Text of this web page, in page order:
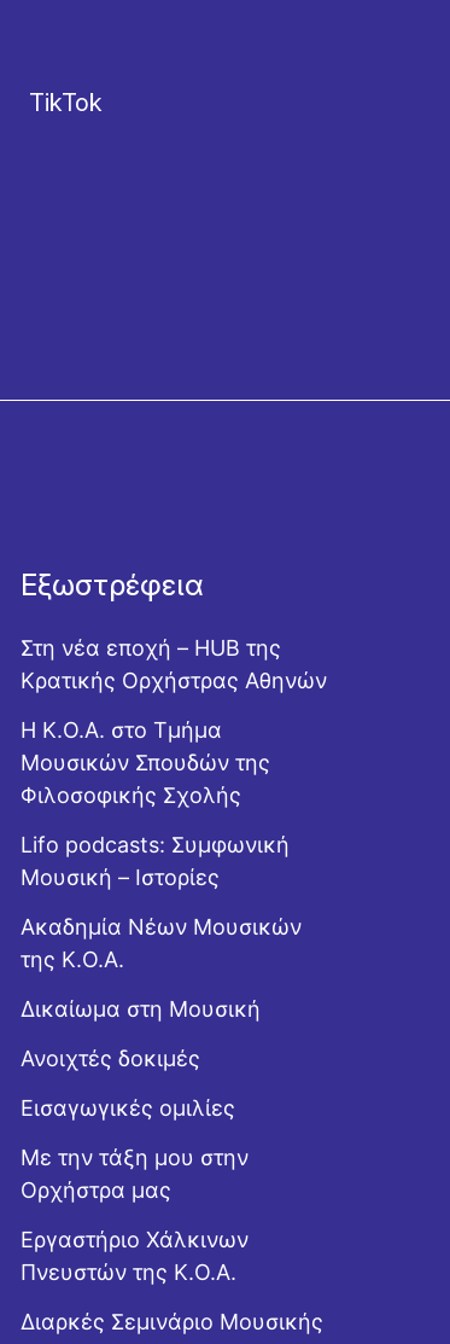
TikTok
Εξωστρέφεια
Στη νέα εποχή – HUB της
Κρατικής Ορχήστρας Αθηνών
Η Κ.Ο.Α. στο Τμήμα
Μουσικών Σπουδών της
Φιλοσοφικής Σχολής
Lifo podcasts: Συμφωνική
Μουσική – Ιστορίες
Ακαδημία Νέων Μουσικών
της Κ.Ο.Α.
Δικαίωμα στη Μουσική
Ανοιχτές δοκιμές
Εισαγωγικές ομιλίες
Με την τάξη μου στην
Ορχήστρα μας
Εργαστήριo Χάλκινων
Πνευστών της Κ.Ο.Α.
Διαρκές Σεμινάριο Μουσικής